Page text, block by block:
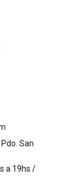
San
a 19hs /